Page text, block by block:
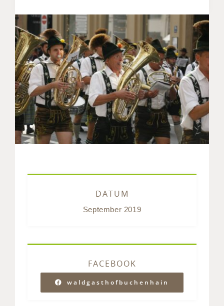
DATUM
September 2019
FACEBOOK
waldgasthofbuchenhain